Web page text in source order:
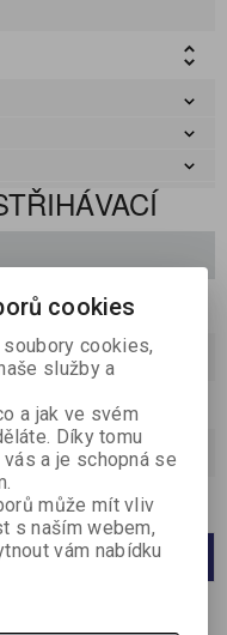
1záznamů
40 60
cookies
cookies,
služby a
a jak ve svém
Díky tomu
a je schopná se
může mít vliv
s naším webem,
vám nabídku